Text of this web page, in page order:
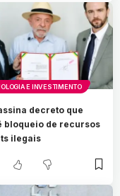
E INVESTIMENTO
decreto que
bloqueio de recursos
ilegais